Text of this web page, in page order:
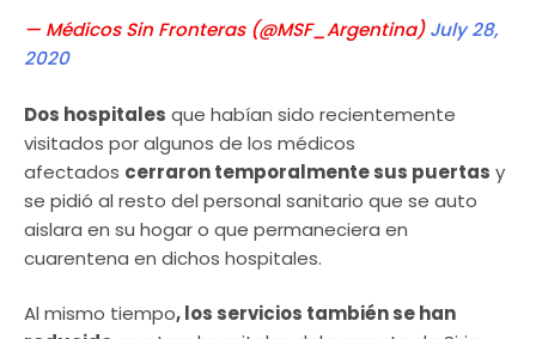
— Médicos Sin Fronteras (@MSF_Argentina)July 28,
2020
Dos hospitales que habían sido recientemente
visitados por algunos de los médicos
afectados cerraron temporalmente sus puertas y
se pidió al resto del personal sanitario que se auto
aislara en su hogar o que permaneciera en
cuarentena en dichos hospitales.
Al mismo tiempo, los servicios también se han